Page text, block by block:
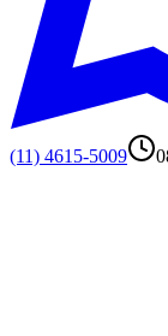
(11) 4615-5009